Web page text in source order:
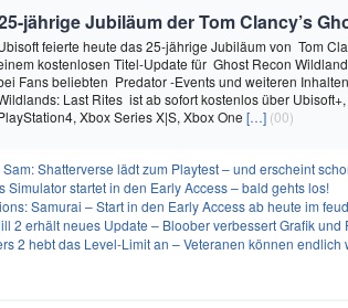
jährige Jubiläum der Tom Clancy’s
feierte heute das 25-jährige Jubiläum von Tom
kostenlosen Titel-Update für Ghost Recon
Fans beliebten Predator -Events und weiteren
Last Rites ist ab sofort kostenlos über
Xbox Series X|S, Xbox One […] (00)
Shatterverse lädt zum Playtest – und erscheint
Simulator startet in den Early Access – bald gehts los!
Samurai – Start in den Early Access ab heute im
2 erhält neues Update – Bloober verbessert Grafik und
2 hebt das Level-Limit an – Veteranen können endlich